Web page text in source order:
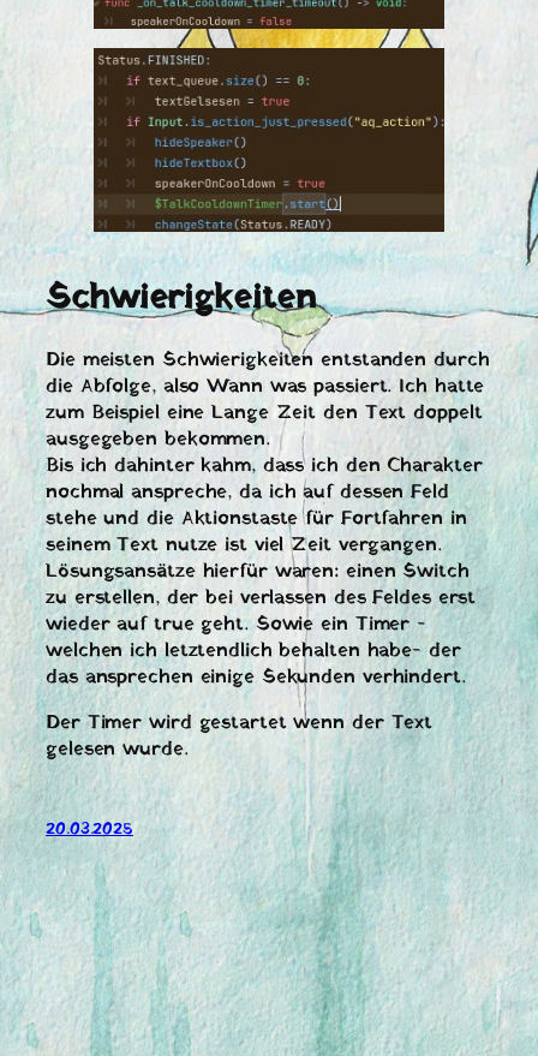
Schwierigkeiten
Die meisten Schwierigkeiten entstanden durch
die Abfolge, also Wann was passiert. Ich hatte
zum Beispiel eine Lange Zeit den Text doppelt
ausgegeben bekommen.
Bis ich dahinter kahm, dass ich den Charakter
nochmal anspreche, da ich auf dessen Feld
stehe und die Aktionstaste für Fortfahren in
seinem Text nutze ist viel Zeit vergangen.
Lösungsansätze hierfür waren: einen Switch
zu erstellen, der bei verlassen des Feldes erst
wieder auf true geht. Sowie ein Timer -
welchen ich letztendlich behalten habe- der
das ansprechen einige Sekunden verhindert.
Der Timer wird gestartet wenn der Text
gelesen wurde.
20.03.2025